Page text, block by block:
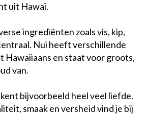
uit Hawaï.
ingrediënten zoals vis, kip,
Nui heeft verschillende
Hawaiiaans en staat voor groots,
van.
bijvoorbeeld heel veel liefde.
smaak en versheid vind je bij